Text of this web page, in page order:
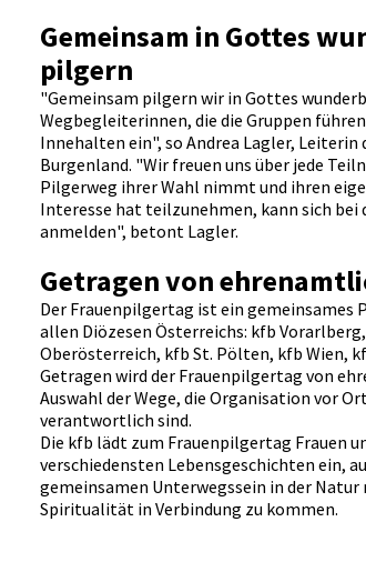
Gemeinsam in Gottes
pilgern
"Gemeinsam pilgern wir in Gottes
Wegbegleiterinnen, die die Gruppen
Innehalten ein", so Andrea Lagler,
Burgenland. "Wir freuen uns über jede
Pilgerweg ihrer Wahl nimmt und ihren
Interesse hat teilzunehmen, kann sich bei
anmelden", betont Lagler.
Getragen von
Der Frauenpilgertag ist ein gemeinsames
allen Diözesen Österreichs: kfb
Oberösterreich, kfb St. Pölten, kfb Wien,
Getragen wird der Frauenpilgertag von
Auswahl der Wege, die Organisation vor
verantwortlich sind.
Die kfb lädt zum Frauenpilgertag Frauen
verschiedensten Lebensgeschichten ein,
gemeinsamen Unterwegssein in der
Spiritualität in Verbindung zu kommen.